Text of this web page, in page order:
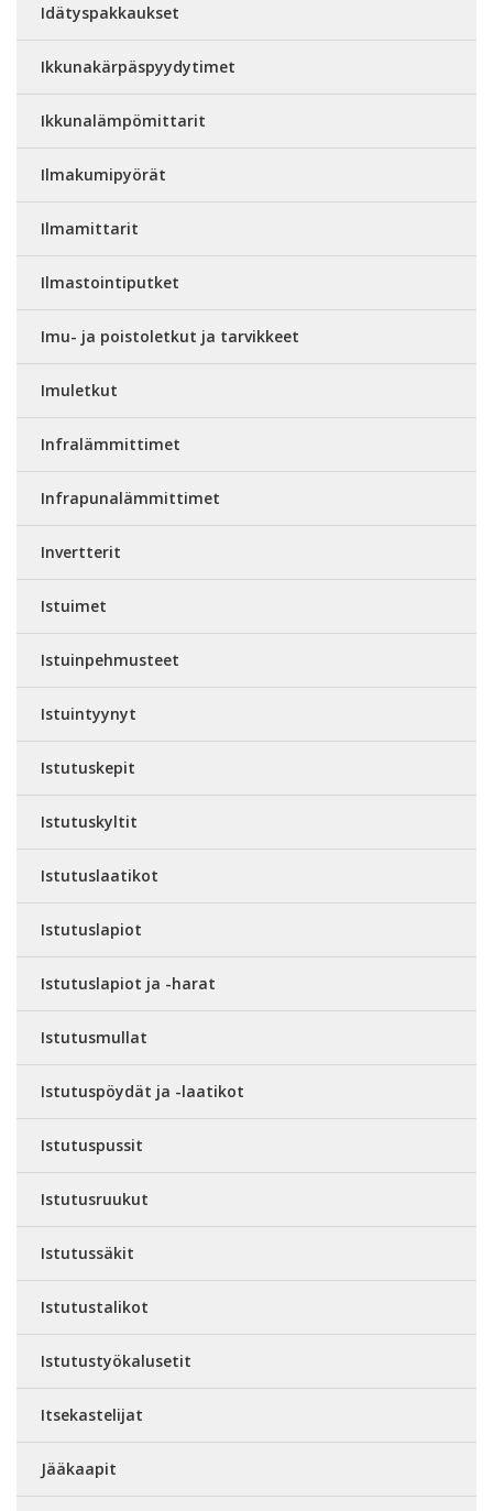
Idätyspakkaukset
Ikkunakärpäspyydytimet
Ikkunalämpömittarit
Ilmakumipyörät
Ilmamittarit
Ilmastointiputket
Imu- ja poistoletkut ja tarvikkeet
Imuletkut
Infralämmittimet
Infrapunalämmittimet
Invertterit
Istuimet
Istuinpehmusteet
Istuintyynyt
Istutuskepit
Istutuskyltit
Istutuslaatikot
Istutuslapiot
Istutuslapiot ja -harat
Istutusmullat
Istutuspöydät ja -laatikot
Istutuspussit
Istutusruukut
Istutussäkit
Istutustalikot
Istutustyökalusetit
Itsekastelijat
Jääkaapit